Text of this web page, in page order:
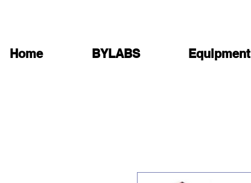
Home BYLABS Equipment